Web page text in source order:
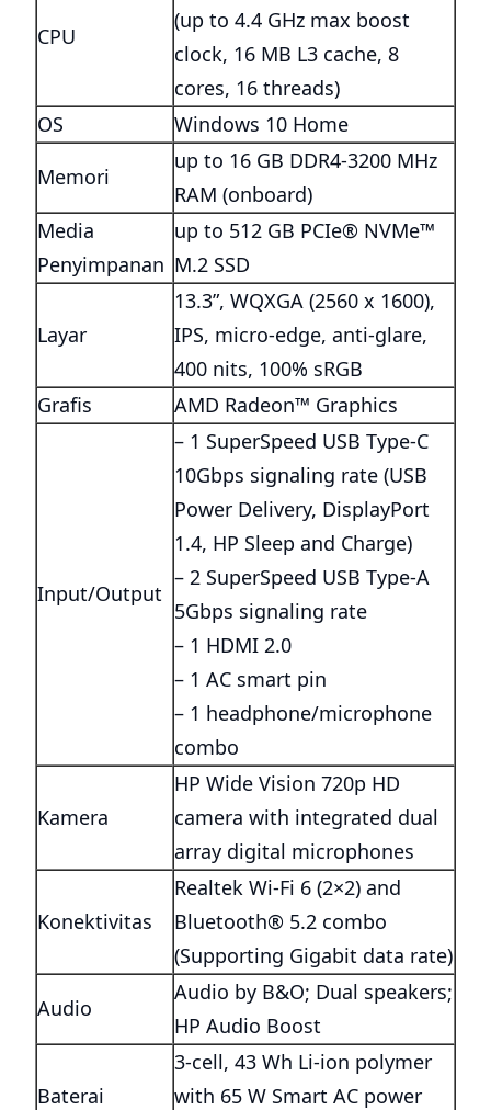
CPU
(up to 4.4 GHz max boost
clock, 16 MB L3 cache, 8
cores, 16 threads)
OS
Windows 10 Home
Memori
up to 16 GB DDR4-3200 MHz
RAM (onboard)
Media
Penyimpanan
up to 512 GB PCIe® NVMe™
M.2 SSD
Layar
13.3”, WQXGA (2560 x 1600),
IPS, micro-edge, anti-glare,
400 nits, 100% sRGB
Grafis
AMD Radeon™ Graphics
Input/Output
– 1 SuperSpeed USB Type-C
10Gbps signaling rate (USB
Power Delivery, DisplayPort
1.4, HP Sleep and Charge)
– 2 SuperSpeed USB Type-A
5Gbps signaling rate
– 1 HDMI 2.0
– 1 AC smart pin
– 1 headphone/microphone
combo
Kamera
HP Wide Vision 720p HD
camera with integrated dual
array digital microphones
Konektivitas
Realtek Wi-Fi 6 (2×2) and
Bluetooth® 5.2 combo
(Supporting Gigabit data rate)
Audio
Audio by B&O; Dual speakers;
HP Audio Boost
Baterai
3-cell, 43 Wh Li-ion polymer
with 65 W Smart AC power